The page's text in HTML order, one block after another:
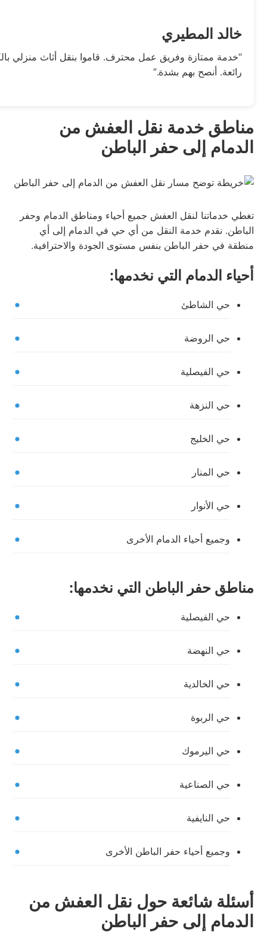
خالد المطيري
“خدمة ممتازة وفريق عمل محترف. قاموا بنقل أثاث منزلي
رائعة. أنصح بهم بشدة.”
مناطق خدمة نقل العفش من
الدمام إلى حفر الباطن
تغطي خدماتنا لنقل العفش جميع أحياء ومناطق الدمام وحفر
الباطن. نقدم خدمة النقل من أي حي في الدمام إلى أي
منطقة في حفر الباطن بنفس مستوى الجودة والاحترافية.
أحياء الدمام التي نخدمها:
حي الشاطئ
حي الروضة
حي الفيصلية
حي النزهة
حي الخليج
حي المنار
حي الأنوار
وجميع أحياء الدمام الأخرى
مناطق حفر الباطن التي نخدمها:
حي الفيصلية
حي النهضة
حي الخالدية
حي الربوة
حي اليرموك
حي الصناعية
حي النايفية
وجميع أحياء حفر الباطن الأخرى
أسئلة شائعة حول نقل العفش من
الدمام إلى حفر الباطن